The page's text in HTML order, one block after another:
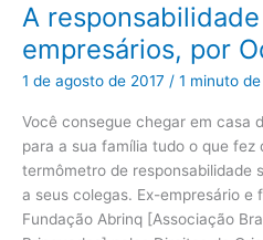
A
empresários, por
1 de agosto de 2017 / 1 minuto
Você consegue chegar em casa
para a sua família tudo o que fez
termômetro de responsabilidade
a seus colegas. Ex-empresário e
Fundação Abrinq [Associação
responsabilidade
dos
empresários,
por
Oded
Grajew